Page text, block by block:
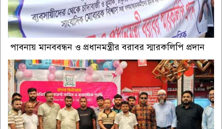
পাবনায় মানববন্ধন ও প্রধানমন্ত্রীর বরাবর স্মারকলিপি প্রদান